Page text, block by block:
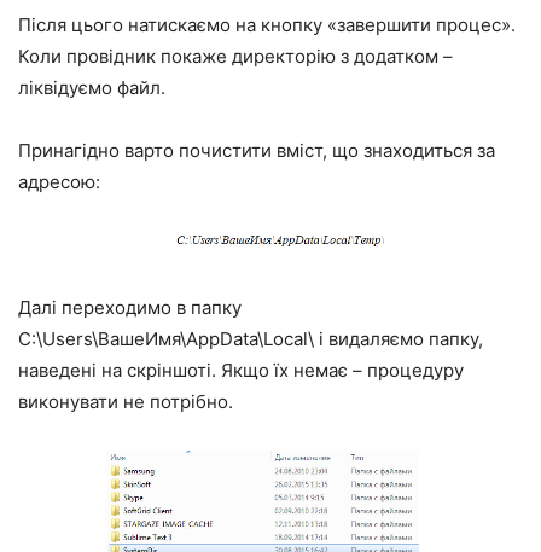
Після цього натискаємо на кнопку «завершити процес».
Коли провідник покаже директорію з додатком –
ліквідуємо файл.
Принагідно варто почистити вміст, що знаходиться за
адресою:
Далі переходимо в папку
C:\Users\ВашеИмя\AppData\Local\ і видаляємо папку,
наведені на скріншоті. Якщо їх немає – процедуру
виконувати не потрібно.